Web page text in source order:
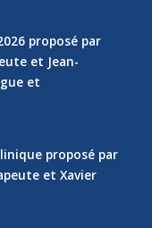
proposé par
et Jean-
et
proposé par
et Xavier